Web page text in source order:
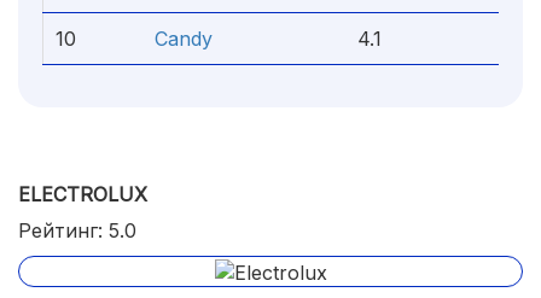
10 Candy 4.1
ELECTROLUX
Рейтинг: 5.0